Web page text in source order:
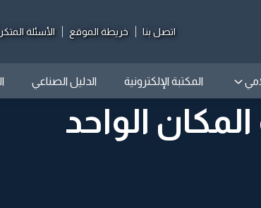
اتصل بنا خريطة الموقع الأسئلة
المكتبة الإلكترونية الدليل الصناعي
الواحد